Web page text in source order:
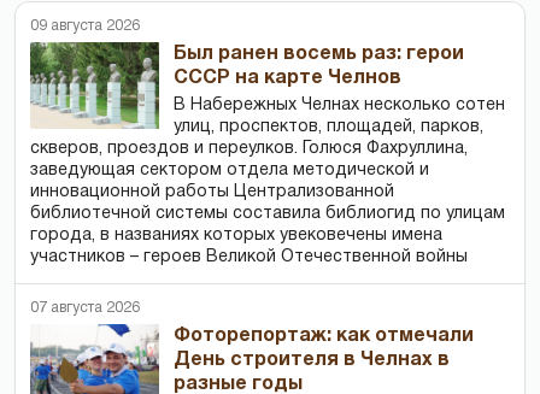
09 августа 2026
Был ранен восемь раз: герои
СССР на карте Челнов
В Набережных Челнах несколько сотен
улиц, проспектов, площадей, парков,
скверов, проездов и переулков. Голюся Фахруллина,
заведующая сектором отдела методической и
инновационной работы Централизованной
библиотечной системы составила библиогид по улицам
города, в названиях которых увековечены имена
участников – героев Великой Отечественной войны
07 августа 2026
Фоторепортаж: как отмечали
День строителя в Челнах в
разные годы